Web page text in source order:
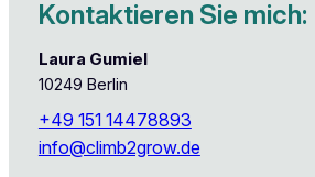
Kontaktieren Sie mich:
Laura Gumiel
10249 Berlin
+49 151 14478893
info@climb2grow.de